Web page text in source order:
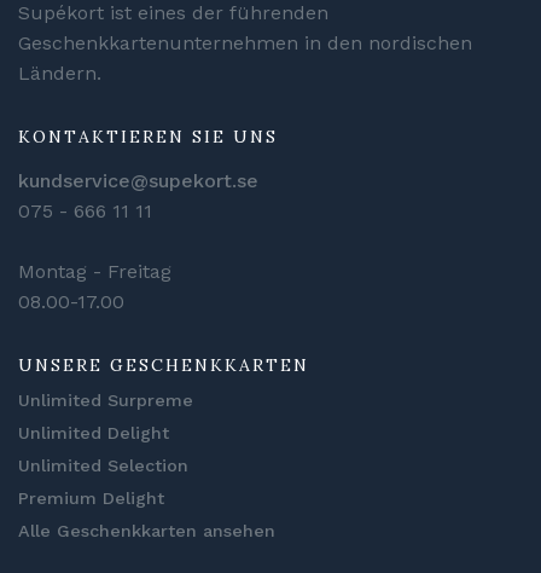
Supékort ist eines der führenden
Geschenkkartenunternehmen in den nordischen
Ländern.
KONTAKTIEREN SIE UNS
kundservice@supekort.se
075 - 666 11 11
Montag - Freitag
08.00-17.00
UNSERE GESCHENKKARTEN
Unlimited Surpreme
Unlimited Delight
Unlimited Selection
Premium Delight
Alle Geschenkkarten ansehen